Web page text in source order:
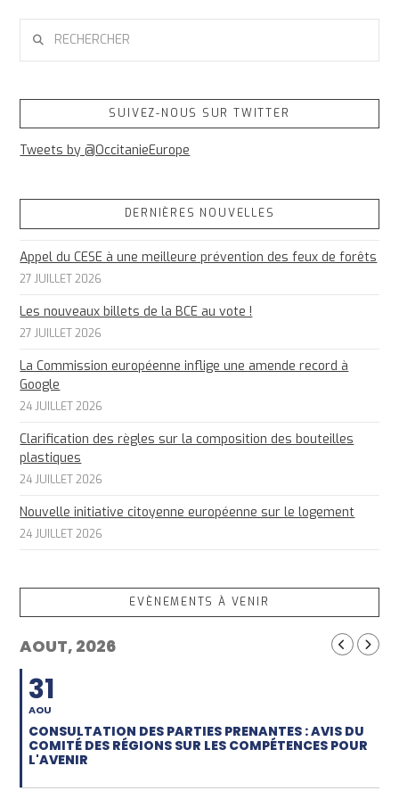
SUIVEZ-NOUS SUR TWITTER
Tweets by @OccitanieEurope
DERNIÈRES NOUVELLES
Appel du CESE à une meilleure prévention des feux de forêts
27 JUILLET 2026
Les nouveaux billets de la BCE au vote !
27 JUILLET 2026
La Commission européenne inflige une amende record à
Google
24 JUILLET 2026
Clarification des règles sur la composition des bouteilles
plastiques
24 JUILLET 2026
Nouvelle initiative citoyenne européenne sur le logement
24 JUILLET 2026
EVÈNEMENTS À VENIR
AOUT, 2026
31
AOU
CONSULTATION DES PARTIES PRENANTES : AVIS DU
COMITÉ DES RÉGIONS SUR LES COMPÉTENCES POUR
L'AVENIR